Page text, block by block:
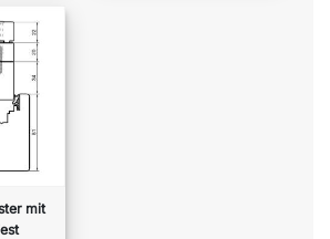
mit